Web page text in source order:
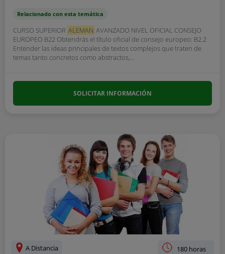
Relacionado con esta temática
CURSO SUPERIOR ALEMAN AVANZADO NIVEL OFICIAL CONSEJO
EUROPEO B22 Obtendrás el título oficial de consejo europeo: B2.2
Entender las ideas principales de textos complejos que traten de
temas tanto concretos como abstractos,...
SOLICITAR INFORMACIÓN
A Distancia 180 horas